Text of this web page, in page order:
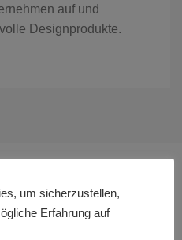
auf und
Designprodukte.
um sicherzustellen,
Erfahrung auf